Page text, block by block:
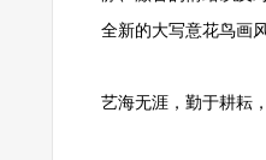
全新的大写意花鸟画
艺海无涯，勤于耕耘